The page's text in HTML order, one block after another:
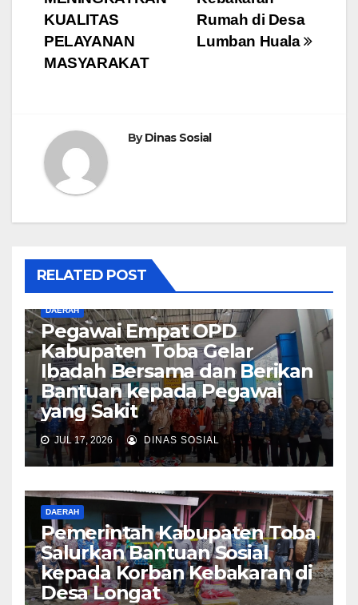
Rumah di Desa
Lumban Huala
KUALITAS
PELAYANAN
MASYARAKAT
ByDinas Sosial
RELATED POST
DAERAH
Pegawai Empat OPD
Kabupaten Toba Gelar
Ibadah Bersama dan Berikan
Bantuan kepada Pegawai
yang Sakit
JUL 17, 2026 DINAS SOSIAL
DAERAH
Pemerintah Kabupaten Toba
Salurkan Bantuan Sosial
kepada Korban Kebakaran di
Desa Longat